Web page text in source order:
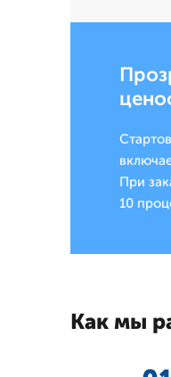
При
10
Как мы